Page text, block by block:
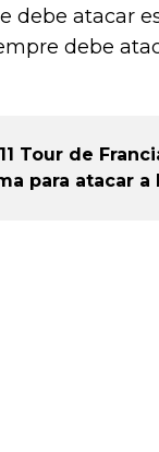
debe atacar
debe
Tour de
para atacar a